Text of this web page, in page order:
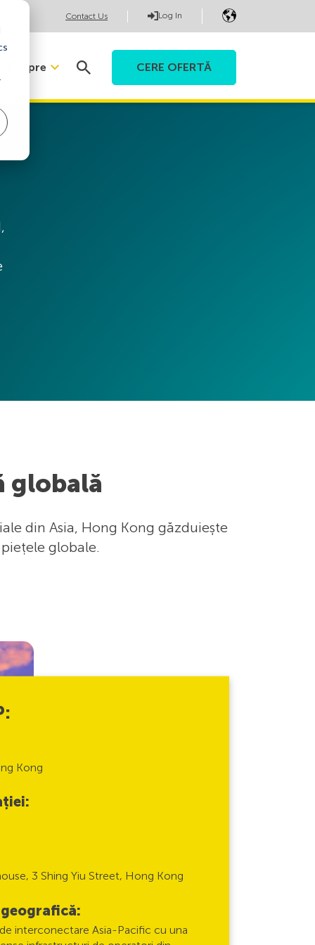
Contact Us Log In
Despre CERE OFERTĂ
globală
din Asia, Hong Kong găzduiește
globale.
Kong
3 Shing Yiu Street, Hong Kong
interconectare Asia-Pacific cu una